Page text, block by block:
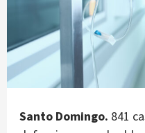
Santo Domingo. 841